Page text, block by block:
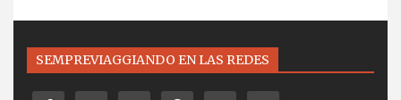
SEMPREVIAGGIANDO EN LAS REDES